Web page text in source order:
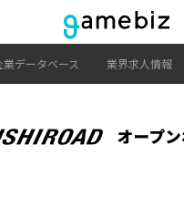
業データベース 業界求人情報